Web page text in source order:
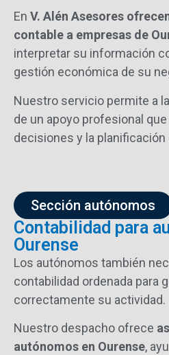
En V. Alén Asesores
contable a empresas de
interpretar su información
gestión económica de su
Nuestro servicio permite a
de un apoyo profesional que
decisiones y la planificación
Sección autónomos
Contabilidad para
Ourense
Los autónomos también
contabilidad ordenada para
correctamente su actividad.
Nuestro despacho ofrece
autónomos en Ourense,